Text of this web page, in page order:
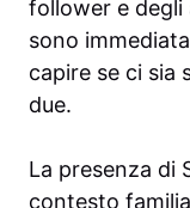
follower e degli
sono
capire se ci sia
due.
La presenza di
contesto